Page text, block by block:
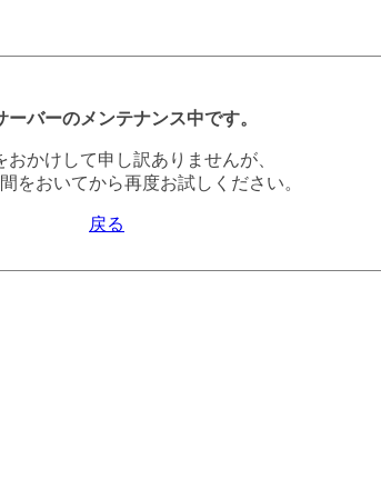
ーバーのメンテナンス中です。
おかけして申し訳ありませんが、
をおいてから再度お試しください。
戻る